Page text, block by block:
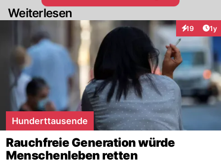
Weiterlesen
19 1y
Hunderttausende
Rauchfreie Generation würde
Menschenleben retten